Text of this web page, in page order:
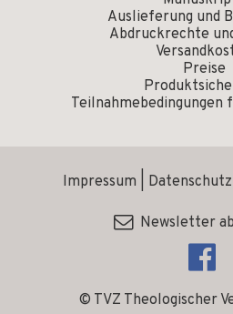
Auslieferung und
Abdruckrechte
Preise
Teilnahmebedingungen
© TVZ Theologischer
Impressum Datenschutz
Newsletter